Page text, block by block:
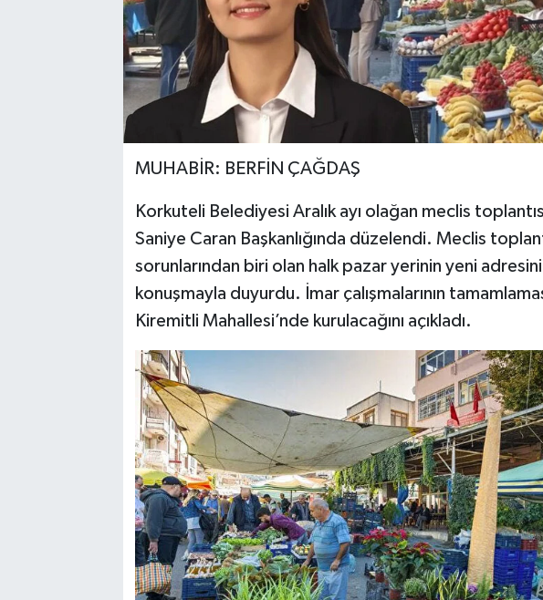
MUHABİR: BERFİN ÇAĞDAŞ
Korkuteli Belediyesi Aralık ayı olağan meclis
Saniye Caran Başkanlığında düzelendi. Meclis
sorunlarından biri olan halk pazar yerinin yeni adresini
konuşmayla duyurdu. İmar çalışmalarının
Kiremitli Mahallesi’nde kurulacağını açıkladı.